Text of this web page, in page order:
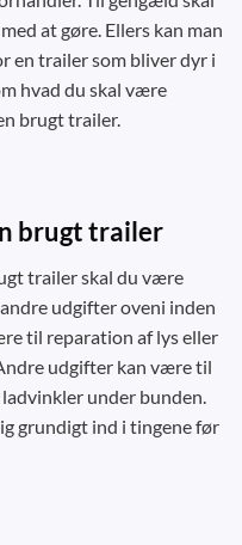
at gøre. Ellers kan man
en trailer som bliver dyr i
hvad du skal være
brugt trailer.
brugt trailer
trailer skal du være
udgifter oveni inden
til reparation af lys eller
udgifter kan være til
under bunden.
grundigt ind i tingene før